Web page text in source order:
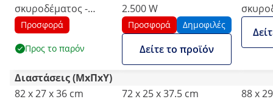
σκυροδέματος -
Βενζινοκίνητος -
κοπής 120 mm
Προσφορά
Προς το παρόν
2.500 W
Προσφορά Δημοφιλές
Δείτε το προϊόν
Διαστάσεις (ΜxΠxΥ)
82 x 27 x 36 cm
72 x 25 x 37.5 cm
88 x